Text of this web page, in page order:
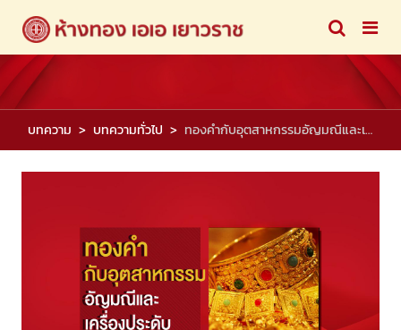
บทความ บทความทั่วไป ทองคำกับอุตสาหกรรมอัญมณีและเครื่องประดับ